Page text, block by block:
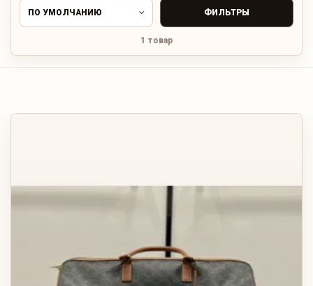
РЮКЗАКИ
АКСЕССУАРЫ
ПО УМОЛЧАНИЮ ФИЛЬТРЫ
1 товар